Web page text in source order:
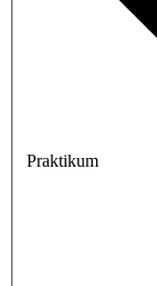
Praktikum